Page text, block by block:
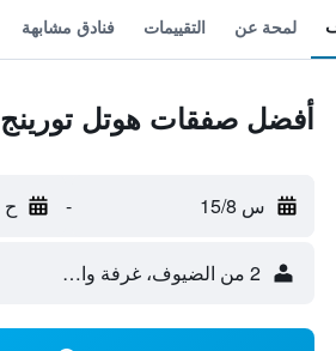
لمحة عن التقييمات فنادق مشابهة
أفضل صفقات هوتل تورينج
س 15/8 - ح 16/8
2 من الضيوف، غرفة واحدة